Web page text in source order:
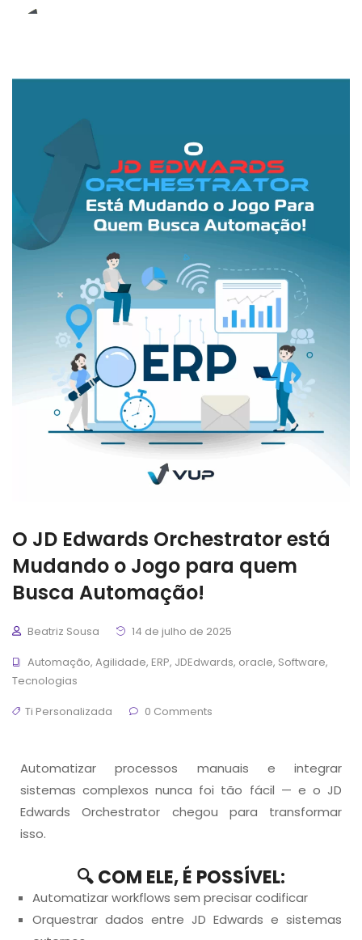
O JD Edwards Orchestrator está
Mudando o Jogo para quem
Busca Automação!
Beatriz Sousa
14 de julho de 2025
Automação, Agilidade, ERP, JDEdwards, oracle, Software,
Tecnologias
Ti Personalizada
0 Comments
Automatizar processos manuais e integrar
sistemas complexos nunca foi tão fácil — e o JD
EdwardsOrchestrator chegou para transformar
isso.
🔍 COM ELE, É POSSÍVEL:
Automatizar workflows sem precisar codificar
Orquestrar dados entre JD Edwards e sistemas